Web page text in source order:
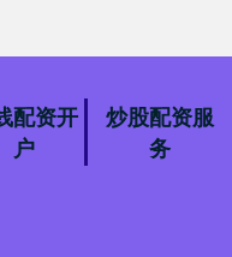
配资开
户
炒股配资服
务